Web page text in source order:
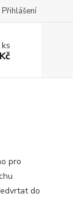
Přihlášení
ks
pro
do